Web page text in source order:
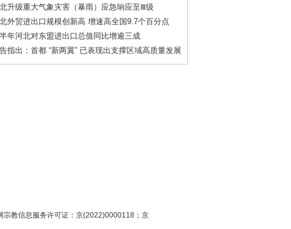
升级重大气象灾害（暴雨）应急响应至Ⅲ级
外贸进出口规模创新高 增速高全国9.7个百分点
半年河北对东盟进出口总值同比增逾三成
指出：首都 “新两翼” 已表现出支撑区域高质量发展
势头
宗教信息服务许可证：京(2022)0000118；京